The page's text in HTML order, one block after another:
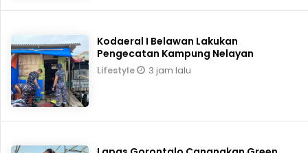
Kodaeral I Belawan Lakukan
Pengecatan Kampung Nelayan
Lifestyle 3 jam lalu